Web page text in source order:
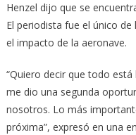
Henzel dijo que se
El periodista fue el único
el impacto de la aeronave.
“Quiero decir que todo
me dio una segunda
nosotros. Lo más
próxima”, expresó en una